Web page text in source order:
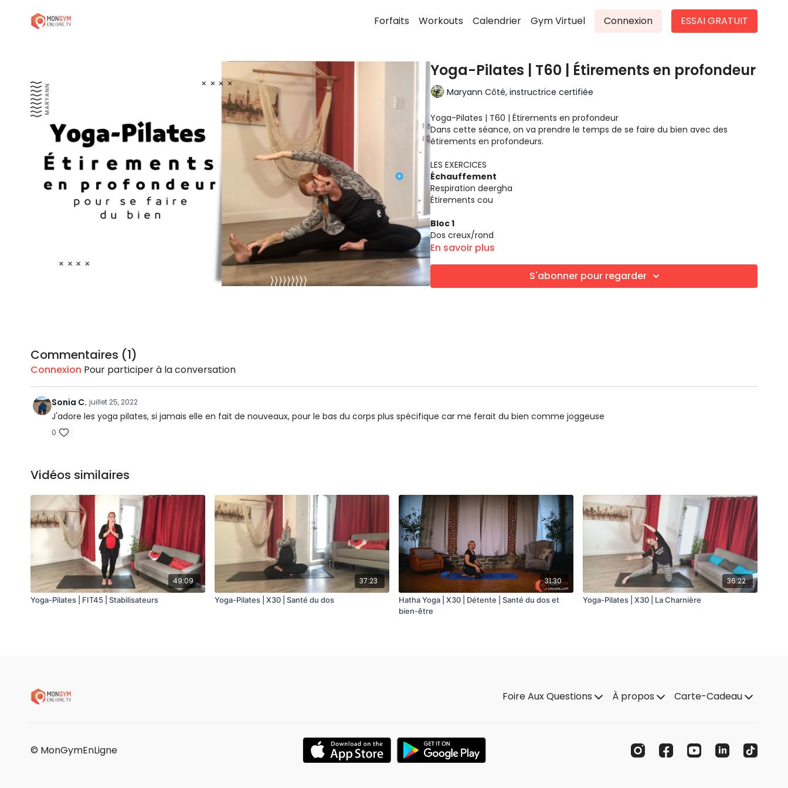
Forfaits Workouts Calendrier Gym Virtuel Connexion ESSAI GRATUIT
Yoga-Pilates | T60 | Étirements en profondeur
Maryann Côté, instructrice certifiée
Yoga-Pilates | T60 | Étirements en profondeur
Dans cette séance, on va prendre le temps de se faire du bien avec des
étirements en profondeurs.
LES EXERCICES
Échauffement
Respiration deergha
Étirements cou
Bloc 1
Dos creux/rond
Torsions
Étirements latérale +torsion + étirement aine
Diamant + étirement pieds chevilles
Demi pont
Relaxation et Savasana
Étirements des jambes
En savoir plus
S'abonner pour regarder
Commentaires (1)
Connexion Pour participer à la conversation
Sonia C. juillet 25, 2022
J'adore les yoga pilates, si jamais elle en fait de nouveaux, pour le bas du corps plus spécifique car me ferait du bien comme joggeuse
0
Vidéos similaires
49:09
Yoga-Pilates | FIT45 | Stabilisateurs
37:23
Yoga-Pilates | X30 | Santé du dos
31:30
Hatha Yoga | X30 | Détente | Santé du dos et
bien-être
36:22
Yoga-Pilates | X30 | La Charnière
Foire Aux Questions À propos Carte-Cadeau
© MonGymEnLigne